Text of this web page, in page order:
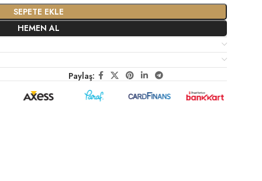
SEPETE EKLE
HEMEN AL
Paylaş: